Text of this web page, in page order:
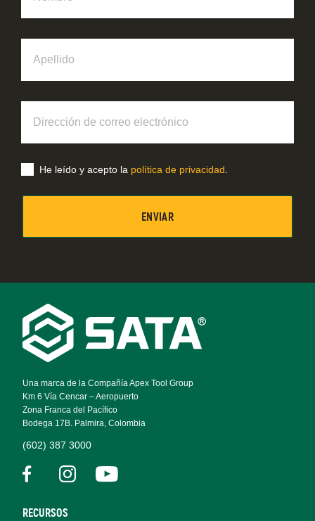
Footer
Navigation
Una marca de la Compañía Apex Tool Group
Km 6 Vía Cencar – Aeropuerto
Zona Franca del Pacífico
Bodega 17B. Palmira, Colombia
(602) 387 3000
RECURSOS
correo
electrónico
He leído y acepto la política de privacidad